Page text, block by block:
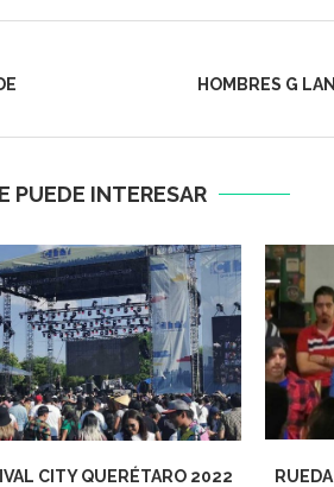
HOMBRES G
PUEDE INTERESAR
CITY QUERÉTARO 2022